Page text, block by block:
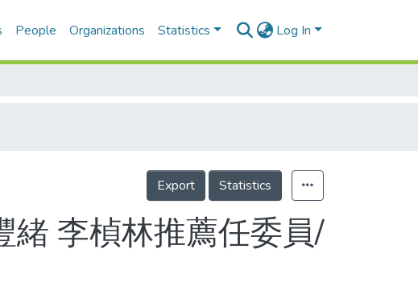
People Organizations Statistics Log In
Export Statistics
緒 李楨林推薦任委員/